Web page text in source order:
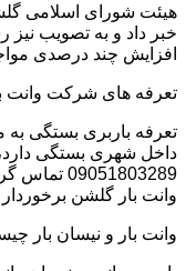
هیئت شورای اسلامی
افزایش چند درصدی
تعرفه های شرکت وانت بار گلشن
تعرفه باربری بستگی
داخل شهری بستگی
وانت بار گلشن
وانت بار و نیسان بار